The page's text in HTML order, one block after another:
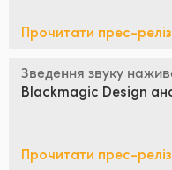
Portugal
South Africa
Прочитати прес-
Зведення звуку
Blackmagic Design
Прочитати прес-